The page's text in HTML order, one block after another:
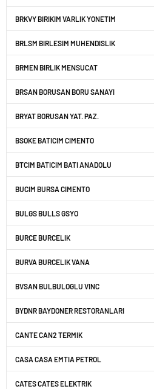
BRKVY BIRIKIM VARLIK YONETIM
BRLSM BIRLESIM MUHENDISLIK
BRMEN BIRLIK MENSUCAT
BRSAN BORUSAN BORU SANAYI
BRYAT BORUSAN YAT. PAZ.
BSOKE BATICIM CIMENTO
BTCIM BATICIM BATI ANADOLU
BUCIM BURSA CIMENTO
BULGS BULLS GSYO
BURCE BURCELIK
BURVA BURCELIK VANA
BVSAN BULBULOGLU VINC
BYDNR BAYDONER RESTORANLARI
CANTE CAN2 TERMIK
CASA CASA EMTIA PETROL
CATES CATES ELEKTRIK